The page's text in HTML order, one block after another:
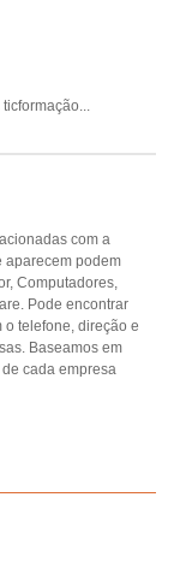
ticformação...
com a
aparecem podem
Computadores,
Pode encontrar
telefone, direção e
Baseamos em
cada empresa